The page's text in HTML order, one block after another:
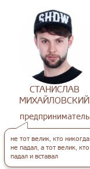
СТАНИСЛАВ
МИХАЙЛОВСКИЙ
предприниматель
не тот велик, кто никогда
не падал, а тот велик, кто
падал и вставал